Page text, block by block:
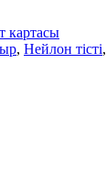
картасы
, Нейлон тісті,